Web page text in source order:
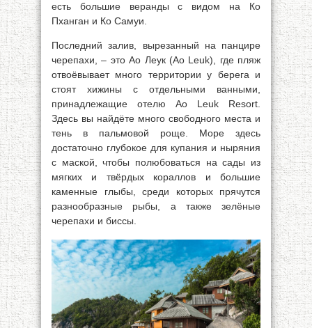
есть большие веранды с видом на Ко
Пханган и Ко Самуи.
Последний залив, вырезанный на панцире
черепахи, – это Ао Леук (Ао Leuk), где пляж
отвоёвывает много территории у берега и
стоят хижины с отдельными ванными,
принадлежащие отелю Ао Leuk Resort.
Здесь вы найдёте много свободного места и
тень в пальмовой роще. Море здесь
достаточно глубокое для купания и ныряния
с маской, чтобы полюбоваться на сады из
мягких и твёрдых кораллов и большие
каменные глыбы, среди которых прячутся
разнообразные рыбы, а также зелёные
черепахи и биссы.